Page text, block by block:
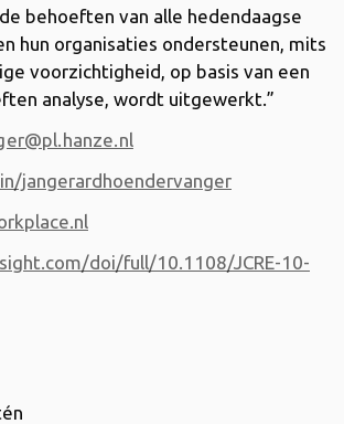
behoeften van alle hedendaagse
hun organisaties ondersteunen, mits
voorzichtigheid, op basis van een
analyse, wordt uitgewerkt.”
jangerardhoendervanger
doi/full/10.1108/JCRE-10-